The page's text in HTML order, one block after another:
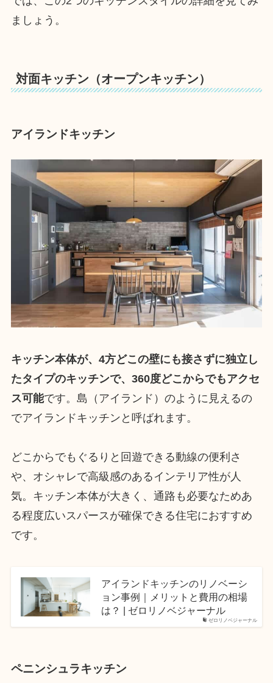
ましょう。
対面キッチン（オープンキッチン）
アイランドキッチン
キッチン本体が、4方どこの壁にも接さずに独立し
たタイプのキッチンで、360度どこからでもアクセ
ス可能です。島（アイランド）のように見えるの
でアイランドキッチンと呼ばれます。
どこからでもぐるりと回遊できる動線の便利さ
や、オシャレで高級感のあるインテリア性が人
気。キッチン本体が大きく、通路も必要なためあ
る程度広いスパースが確保できる住宅におすすめ
です。
ゼロリノベジャーナル
アイランドキッチンのリノベーシ
ョン事例｜メリットと費用の相場
は？ | ゼロリノベジャーナル
ペニンシュラキッチン